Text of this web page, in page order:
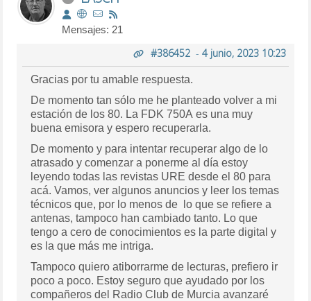
Mensajes: 21
#386452- 4 junio, 2023 10:23
Gracias por tu amable respuesta.
De momento tan sólo me he planteado volver a mi
estación de los 80. La FDK 750A es una muy
buena emisora y espero recuperarla.
De momento y para intentar recuperar algo de lo
atrasado y comenzar a ponerme al día estoy
leyendo todas las revistas URE desde el 80 para
acá. Vamos, ver algunos anuncios y leer los temas
técnicos que, por lo menos de lo que se refiere a
antenas, tampoco han cambiado tanto. Lo que
tengo a cero de conocimientos es la parte digital y
es la que más me intriga.
Tampoco quiero atiborrarme de lecturas, prefiero ir
poco a poco. Estoy seguro que ayudado por los
compañeros del Radio Club de Murcia avanzaré